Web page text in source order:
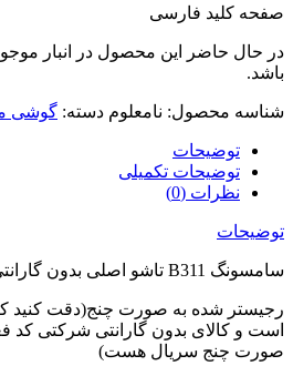
صفحه کلید فارسی
در حال حاضر این محصول در انبار
باشد.
شناسه محصول: نامعلوم دسته: گوشی
توضیحات
توضیحات تکمیلی
نظرات (0)
توضیحات
سامسونگ B311 تاشو اصلی بدون گارانتی
رجیستر شده به صورت چنج(دقت کنید
است و کالای بدون گارانتی شرکتی کد
صورت چنج سریال هست)